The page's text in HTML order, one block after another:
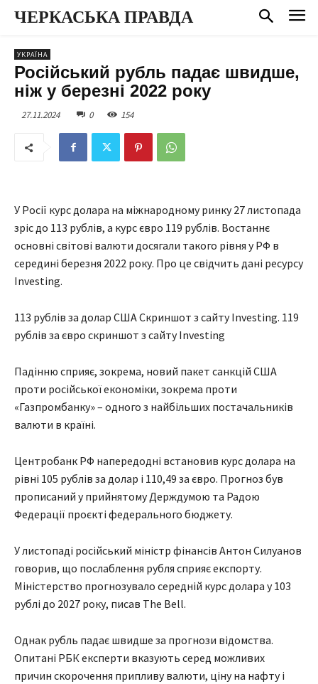
ЧЕРКАСЬКА ПРАВДА
УКРАЇНА
Російський рубль падає швидше,
ніж у березні 2022 року
27.11.2024 0 154
У Росії курс долара на міжнародному ринку 27 листопада
зріс до 113 рублів, а курс євро 119 рублів. Востаннє
основні світові валюти досягали такого рівня у РФ в
середині березня 2022 року. Про це свідчить дані ресурсу
Investing.
113 рублів за долар США Скриншот з сайту Investing. 119
рублів за євро скриншот з сайту Investing
Падінню сприяє, зокрема, новий пакет санкцій США
проти російської економіки, зокрема проти
«Газпромбанку» – одного з найбільших постачальників
валюти в країні.
Центробанк РФ напередодні встановив курс долара на
рівні 105 рублів за долар і 110,49 за євро. Прогноз був
прописаний у прийнятому Держдумою та Радою
Федерації проєкті федерального бюджету.
У листопаді російський міністр фінансів Антон Силуанов
говорив, що послаблення рубля сприяє експорту.
Міністерство прогнозувало середній курс долара у 103
рублі до 2027 року, писав The Bell.
Однак рубль падає швидше за прогнози відомства.
Опитані РБК експерти вказують серед можливих
причин скорочення припливу валюти, ціну на нафту і